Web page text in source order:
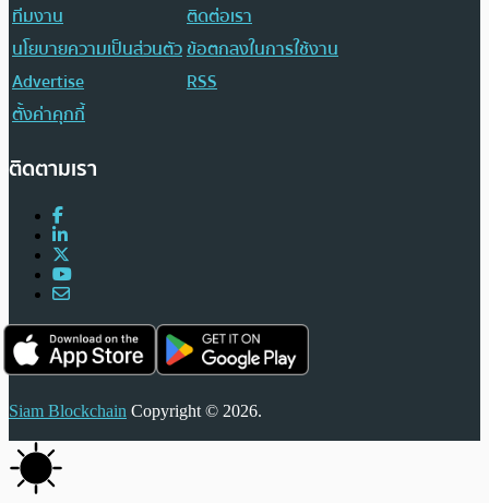
ทีมงาน
ติดต่อเรา
นโยบายความเป็นส่วนตัวข้อตกลงในการใช้งาน
Advertise
RSS
ตั้งค่าคุกกี้
ติดตามเรา
Siam Blockchain Copyright © 2026.